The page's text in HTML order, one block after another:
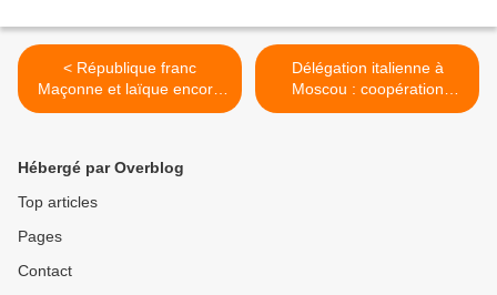
< République franc
Maçonne et laïque encore
et toujours plus...
Délégation italienne à
Moscou : coopération
militaire au menu >
Hébergé par Overblog
Top articles
Pages
Contact